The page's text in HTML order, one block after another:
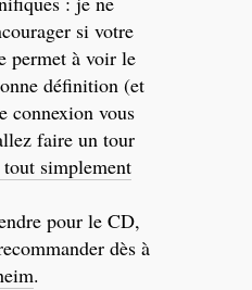
si votre
permet à voir le
définition (et
connexion vous
faire un tour
simplement
pour le CD,
dès à
.